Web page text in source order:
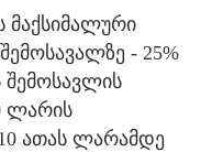
მაქსიმალური
- 25%
შემოსავლის
ლარის
ათას ლარამდე